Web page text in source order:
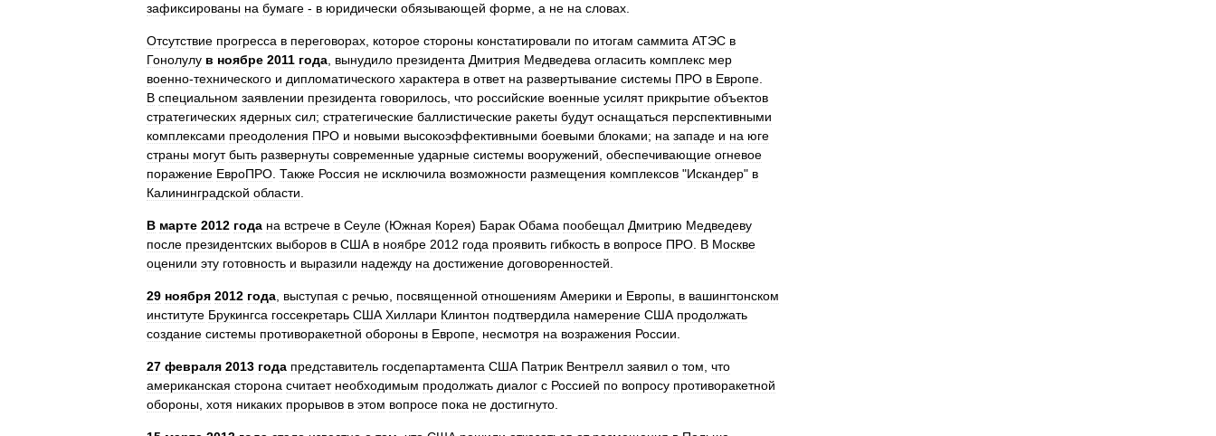
зафиксированы на бумаге ‑ в юридически обязывающей форме а не на словах
Отсутствие прогресса в переговорах которое стороны констатировали по итогам саммита АТЭС в
Гонолулу в ноябре 2011 года вынудило президента Дмитрия Медведева огласить комплекс мер
военно‑технического и дипломатического характера в ответ на развертывание системы ПРО в Европе
В специальном заявлении президента говорилось что российские военные усилят прикрытие объектов
стратегических ядерных сил; стратегические баллистические ракеты будут оснащаться перспективными
комплексами преодоления ПРО и новыми высокоэффективными боевыми блоками; на западе и на юге
страны могут быть развернуты современные ударные системы вооружений обеспечивающие огневое
поражение ЕвроПРО Также Россия не исключила возможности размещения комплексов "Искандер" в
Калининградской области
В марте 2012 года на встрече в Сеуле (Южная Корея) Барак Обама пообещал Дмитрию Медведеву
после президентских выборов в США в ноябре 2012 года проявить гибкость в вопросе ПРО В Москве
оценили эту готовность и выразили надежду на достижение договоренностей
29 ноября 2012 года выступая с речью посвященной отношениям Америки и Европы в вашингтонском
институте Брукингса госсекретарь США Хиллари Клинтон подтвердила намерение США продолжать
создание системы противоракетной обороны в Европе несмотря на возражения России
27 февраля 2013 года представитель госдепартамента США Патрик Вентрелл заявил о том что
американская сторона считает необходимым продолжать диалог с Россией по вопросу противоракетной
обороны хотя никаких прорывов в этом вопросе пока не достигнуто